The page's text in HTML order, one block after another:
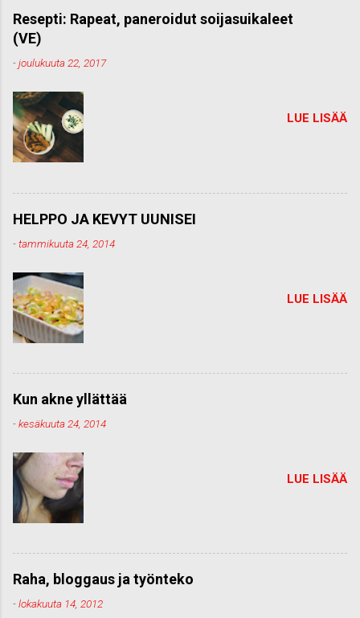
m
e
n
t
Resepti: Rapeat, paneroidut soijasuikaleet
(VE)
-joulukuuta 22, 2017
LUE LISÄÄ
HELPPO JA KEVYT UUNISEI
-tammikuuta 24, 2014
LUE LISÄÄ
Kun akne yllättää
-kesäkuuta 24, 2014
LUE LISÄÄ
Raha, bloggaus ja työnteko
-lokakuuta 14, 2012